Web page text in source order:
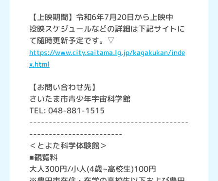
【上映期間】令和6年7月20日から上映中
投映スケジュールなどの詳細は下記サイトに
て随時更新予定です。▽
https://www.city.saitama.lg.jp/kagakukan/inde
x.html
【お問い合わせ先】
さいたま市青少年宇宙科学館
TEL: 048-881-1515
-----------------------------------------
------------------------
＜とよた科学体験館＞
■観覧料
大人300円/小人(4歳~高校生)100円